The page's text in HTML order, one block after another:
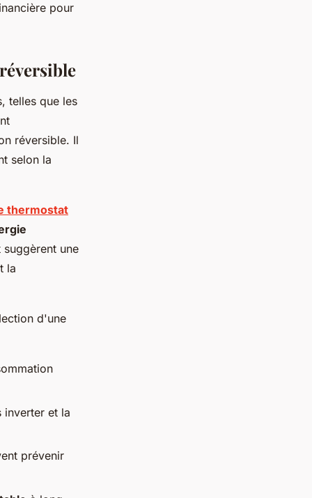
pour
telles que les
réversible. Il
selon la
thermostat
une
la
d'une
inverter et la
prévenir